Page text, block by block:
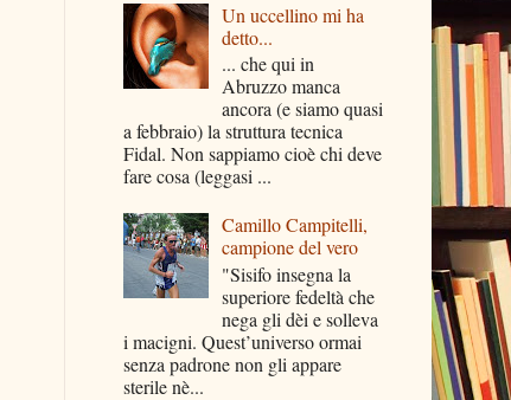
Un uccellino mi ha
detto...
... che qui in
Abruzzo manca
ancora (e siamo quasi
a febbraio) la struttura tecnica
Fidal. Non sappiamo cioè chi deve
fare cosa (leggasi ...
Camillo Campitelli,
campione del vero
"Sisifo insegna la
superiore fedeltà che
nega gli dèi e solleva
i macigni. Quest’universo ormai
senza padrone non gli appare
sterile nè...